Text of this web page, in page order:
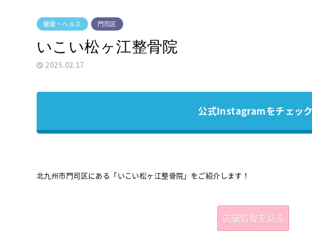
健康・ヘルス 門司区
いこい松ヶ江整骨院
2025.02.17
公式Instagramをチェック
北九州市門司区にある「いこい松ヶ江整骨院」をご紹介します！
店舗情報を見る